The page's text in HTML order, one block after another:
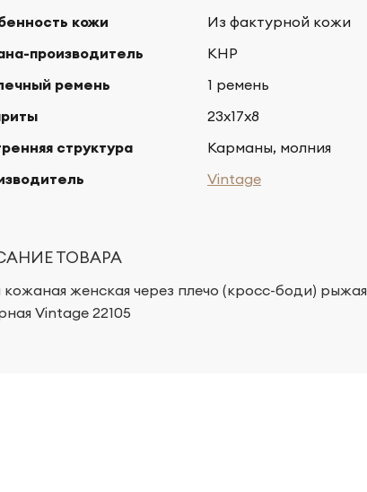
кожи
Из фактурной кожи
производитель
КНР
ремень
1 ремень
23х17х8
структура
Карманы, молния
Vintage
ТОВАРА
женская через плечо (кросс-боди) рыжая
Vintage 22105